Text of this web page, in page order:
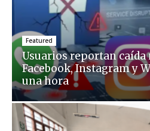
Featured
Usuarios reportan caída
Facebook, Instagram y
una hora